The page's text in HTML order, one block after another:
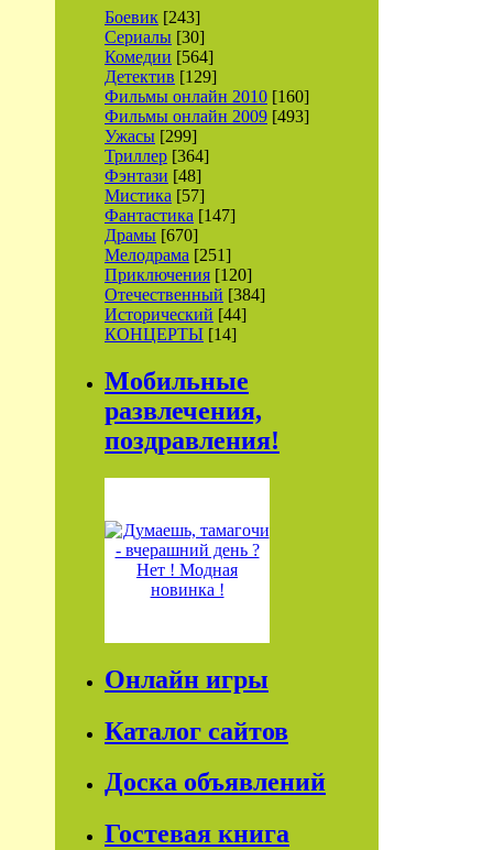
Боевик [243]
Сериалы [30]
Комедии [564]
Детектив [129]
Фильмы онлайн 2010 [160]
Фильмы онлайн 2009 [493]
Ужасы [299]
Триллер [364]
Фэнтази [48]
Мистика [57]
Фантастика [147]
Драмы [670]
Мелодрама [251]
Приключения [120]
Отечественный [384]
Исторический [44]
КОНЦЕРТЫ [14]
Мобильные
развлечения,
поздравления!
Онлайн игры
Каталог сайтов
Доска объявлений
Гостевая книга